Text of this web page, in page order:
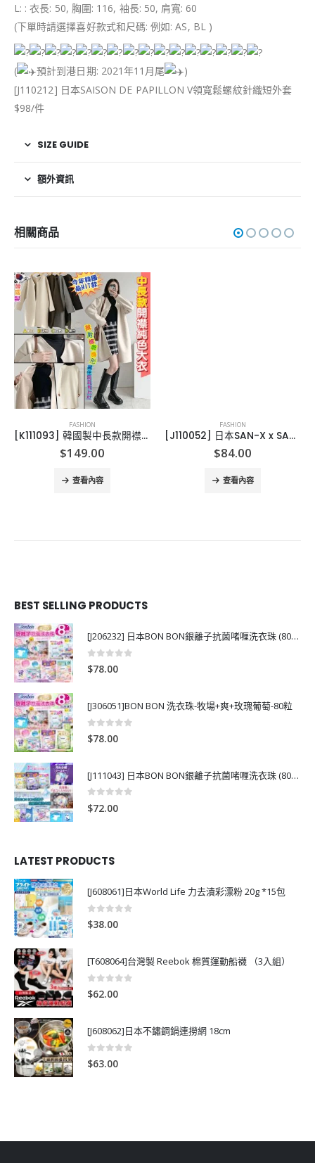
L: : 衣長: 50, 胸圍: 116, 袖長: 50, 肩寬: 60
(下單時請選擇喜好款式和尺碼: 例如: AS, BL )
( 預計到港日期: 2021年11月尾
)
[J110212] 日本SAISON DE PAPILLON V領寬鬆螺紋針織短外套
$98/件
SIZE GUIDE
額外資訊
相關商品
FASHION
[K111093] 韓國製中長款開襟大衣
$149.00
查看內容
FASHION
[J110052] 日本SAN-X x SANRIO 卡通公仔披肩系列
$84.00
查看內容
BEST SELLING PRODUCTS
[J206232] 日本BON BON銀離子抗菌啫喱洗衣珠 (80粒)
0out of 5
$78.00
[J306051]BON BON 洗衣珠-牧場+爽+玫瑰葡萄-80粒
0
$78.00
[J111043] 日本BON BON銀離子抗菌啫喱洗衣珠 (80粒)
0
$72.00
LATEST PRODUCTS
[J608061]日本World Life 力去漬彩漂粉 20g *15包
0out of 5
$38.00
[T608064]台灣製 Reebok 棉質運動船襪 （3入組）
0 out of 5
$62.00
[J608062]日本不鏽鋼鍋連撈網 18cm
0
$63.00